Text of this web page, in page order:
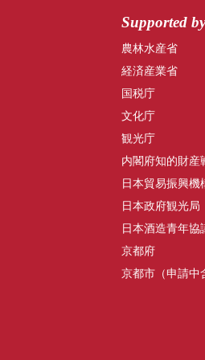
Supported by
農林水産省
経済産業省
国税庁
文化庁
観光庁
内閣府知的財産
日本貿易振興機
日本政府観光局
日本酒造青年協
京都府
京都市（申請中